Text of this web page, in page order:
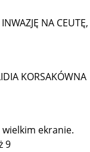
NA CEUTĘ,
KORSAKÓWNA
wielkim ekranie.
9